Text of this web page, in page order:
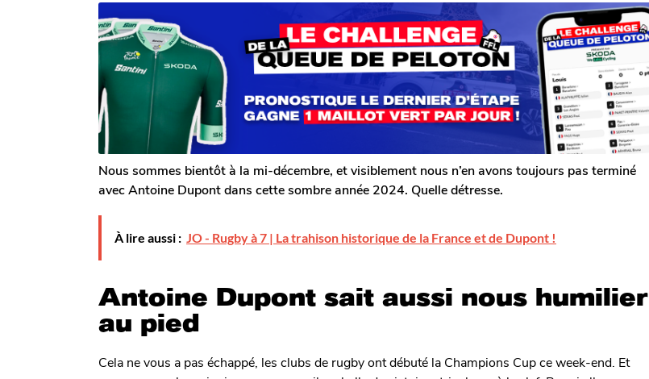
n
s
a
g
o
r
T
o
m
G
a
l
e
r
o
n
s
a
o
Nous sommes bientôt à la mi-décembre, et visiblement nous n’en avons toujours pas terminé
avec Antoine Dupont dans cette sombre année 2024. Quelle détresse.
À lire aussi : JO - Rugby à 7 | La trahison historique de la France et de Dupont !
Antoine Dupont sait aussi nous humilier
au pied
Cela ne vous a pas échappé, les clubs de rugby ont débuté la Champions Cup ce week-end. Et